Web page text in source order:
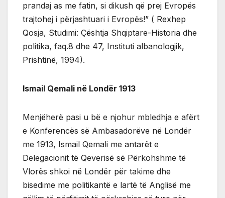
prandaj as me fatin, si dikush që prej Evropës
trajtohej i përjashtuari i Evropës!” ( Rexhep
Qosja, Studimi: Çështja Shqiptare-Historia dhe
politika, faq.8 dhe 47, Instituti albanologjik,
Prishtinë, 1994).
Ismail Qemali në Londër 1913
Menjëherë pasi u bë e njohur mbledhja e afërt
e Konferencës së Ambasadorëve në Londër
me 1913, Ismail Qemali me antarët e
Delegacionit të Qeverisë së Përkohshme të
Vlorës shkoi në Londër për takime dhe
bisedime me politikantë e lartë të Anglisë me